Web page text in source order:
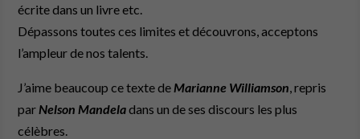
écrite dans un livre etc.
Dépassons toutes ces limites et découvrons, acceptons
l’ampleur de nos talents.
J’aime beaucoup ce texte deMarianne Williamson, repris
parNelson Mandeladans un de ses discours les plus
célèbres.